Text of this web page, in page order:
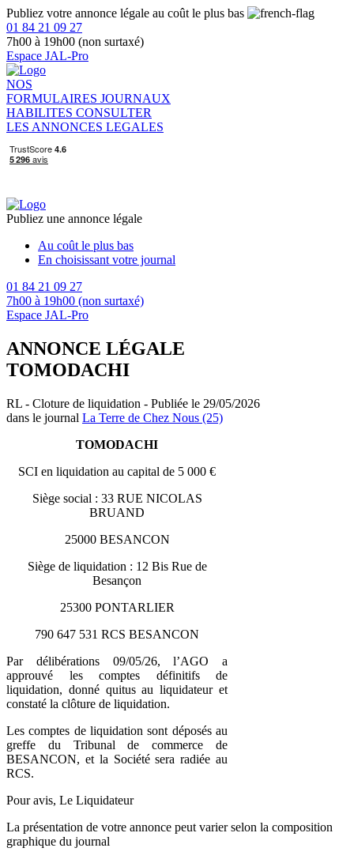
Publiez votre annonce légale au coût le plus bas
01 84 21 09 27
7h00 à 19h00 (non surtaxé)
Espace JAL-Pro
NOS
FORMULAIRES JOURNAUX
HABILITES CONSULTER
LES ANNONCES LEGALES
Publiez une annonce légale
Au coût le plus bas
En choisissant votre journal
01 84 21 09 27
7h00 à 19h00 (non surtaxé)
Espace JAL-Pro
ANNONCE LÉGALE
TOMODACHI
RL - Cloture de liquidation - Publiée le 29/05/2026
dans le journal La Terre de Chez Nous (25)
TOMODACHI
SCI en liquidation au capital de 5 000 €
Siège social : 33 RUE NICOLAS
BRUAND
25000 BESANCON
Siège de liquidation : 12 Bis Rue de
Besançon
25300 PONTARLIER
790 647 531 RCS BESANCON
Par délibérations 09/05/26, l’AGO a
approuvé les comptes définitifs de
liquidation, donné quitus au liquidateur et
constaté la clôture de liquidation.
Les comptes de liquidation sont déposés au
greffe du Tribunal de commerce de
BESANCON, et la Société sera radiée au
RCS.
Pour avis, Le Liquidateur
La présentation de votre annonce peut varier selon la composition
graphique du journal